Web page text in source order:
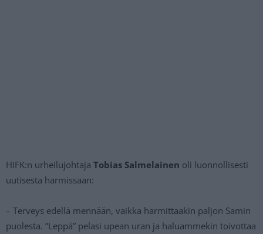
HIFK:n urheilujohtaja Tobias Salmelainen oli luonnollisesti
uutisesta harmissaan:
– Terveys edellä mennään, vaikka harmittaakin paljon Samin
puolesta. ”Leppä” pelasi upean uran ja haluammekin toivottaa